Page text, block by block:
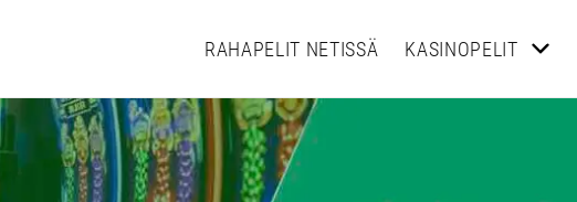
RAHAPELIT NETISSÄ KASINOPELIT